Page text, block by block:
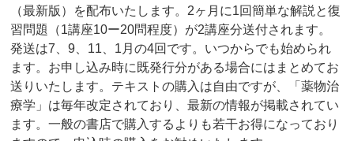
（最新版）を配布いたします。2ヶ月に1回簡単な解説と復
習問題（1講座10ー20問程度）が2講座分送付されます。
発送は7、9、11、1月の4回です。いつからでも始められ
ます。お申し込み時に既発行分がある場合にはまとめてお
送りいたします。テキストの購入は自由ですが、「薬物治
療学」は毎年改定されており、最新の情報が掲載されてい
ます。一般の書店で購入するよりも若干お得になっており